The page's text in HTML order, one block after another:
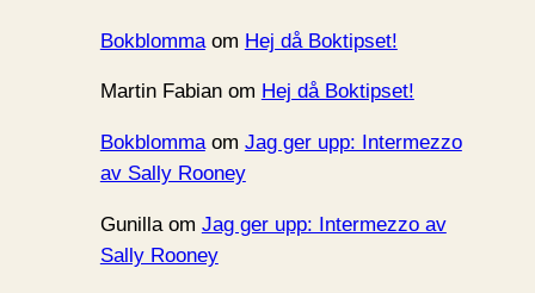
Bokblommaom Hej då Boktipset!
Martin Fabianom Hej då Boktipset!
Bokblommaom Jag ger upp: Intermezzo
av Sally Rooney
Gunillaom Jag ger upp: Intermezzo av
Sally Rooney